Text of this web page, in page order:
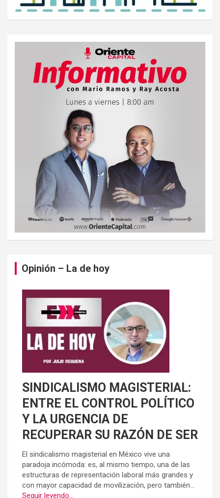
Opinión – La de hoy
SINDICALISMO MAGISTERIAL:
ENTRE EL CONTROL POLÍTICO
Y LA URGENCIA DE
RECUPERAR SU RAZÓN DE SER
El sindicalismo magisterial en México vive una
paradoja incómoda: es, al mismo tiempo, una de las
estructuras de representación laboral más grandes y
con mayor capacidad de movilización, pero también...
Seguir leyendo...